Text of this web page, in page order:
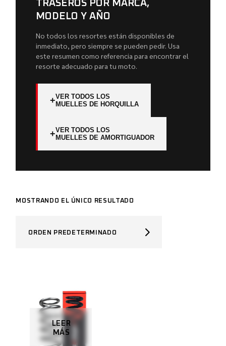
TRASEROS POR MARCA,
MODELO Y AÑO
No todos los resortes están disponibles de
inmediato, pero siempre se pueden pedir. Usa
este resumen como referencia para encontrar el
resorte adecuado para tu moto.
+VER TODOS LOS
MUELLES DE HORQUILLA
+VER TODOS LOS
MUELLES DE AMORTIGUADOR
MOSTRANDO EL ÚNICO RESULTADO
ORDEN PREDETERMINADO
LEER
MÁS